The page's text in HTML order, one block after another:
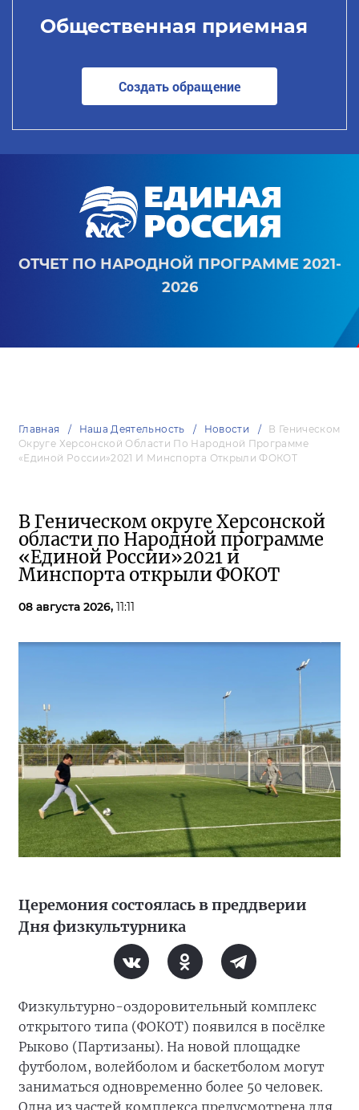
Общественная приемная
Создать обращение
ОТЧЕТ ПО НАРОДНОЙ ПРОГРАММЕ 2021-
2026
Главная Наша Деятельность Новости
В Геническом
Округе Херсонской Области По Народной Программе
«Единой России»2021 И Минспорта Открыли ФОКОТ
В Геническом округе Херсонской
области по Народной программе
«Единой России»2021 и
Минспорта открыли ФОКОТ
08 августа 2026, 11:11
Церемония состоялась в преддверии
Дня физкультурника
Физкультурно-оздоровительный комплекс
открытого типа (ФОКОТ) появился в посёлке
Рыково (Партизаны). На новой площадке
футболом, волейболом и баскетболом могут
заниматься одновременно более 50 человек.
Одна из частей комплекса предусмотрена для